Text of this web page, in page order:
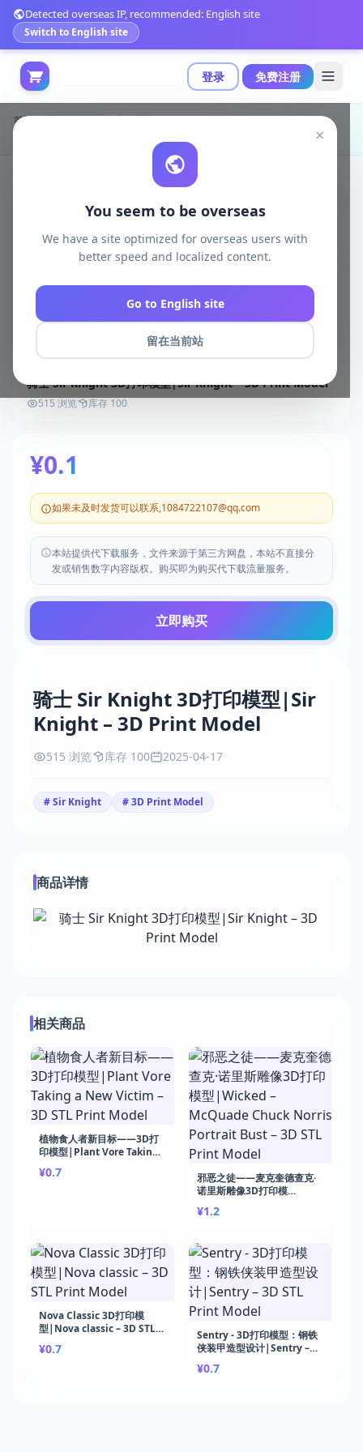
登录 免费注册
Detected overseas IP, recommended: English site
Switch to English site
×
You seem to be overseas
We have a site optimized for overseas users with
better speed and localized content.
Go to English site
留在当前站
首页 模型打印
创意工具
骑士 Sir Knight 3D打印模型|Sir
Knight – 3D Print Model
515 浏览 库存 100 2025-04-17
# Sir Knight # 3D Print Model
商品详情
相关商品
植物食人者新目标——3D打
印模型|Plant Vore Taking
Print Model
¥0.7
邪恶之徒——麦克奎德查克·
诺里斯雕像3D打印模
Chuck Norris Portrait Bust
¥1.2
Nova Classic 3D打印模
型|Nova classic – 3D STL
¥0.7
Sentry - 3D打印模型：钢铁
侠装甲造型设计|Sentry –
¥0.7
骑士 Sir Knight 3D打印模型|Sir Knight – 3D Print Model
515 浏览 库存 100
¥0.1
如果未及时发货可以联系,1084722107@qq.com
本站提供代下载服务，文件来源于第三方网盘，本站不直接分
发或销售数字内容版权。购买即为购买代下载流量服务。
立即购买